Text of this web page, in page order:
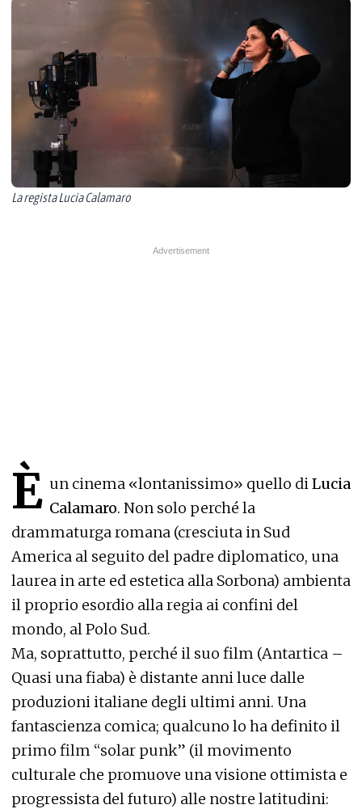
La regista Lucia Calamaro
È un cinema «lontanissimo» quello diLucia
Calamaro. Non solo perché la
drammaturga romana (cresciuta in Sud
America al seguito del padre diplomatico, una
laurea in arte ed estetica alla Sorbona) ambienta
il proprio esordio alla regia ai confini del
mondo, al Polo Sud.
Ma, soprattutto, perché il suo film (Antartica –
Quasi una fiaba) è distante anni luce dalle
produzioni italiane degli ultimi anni. Una
fantascienza comica; qualcuno lo ha definito il
primo film “solar punk” (il movimento
culturale che promuove una visione ottimista e
progressista del futuro) alle nostre latitudini: